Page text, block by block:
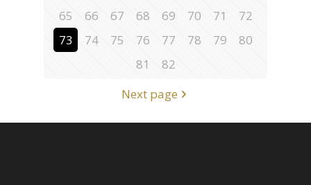
65
66 67 68 69 70 71
72
73
74 75 76 77 78 79
80
81
82
Next page